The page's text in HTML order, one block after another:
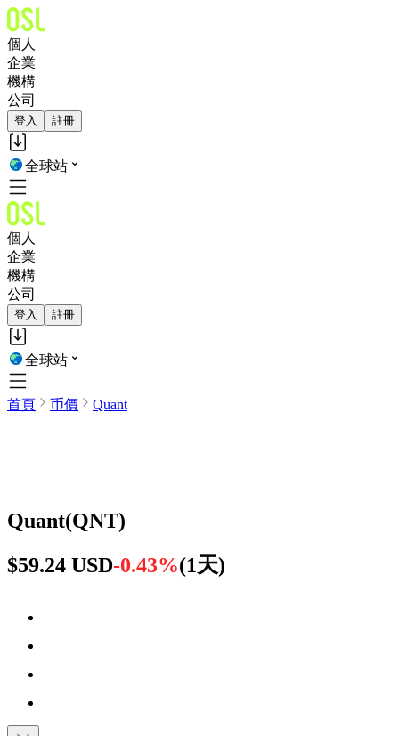
個人
企業
機構
公司
登入 註冊
全球站
個人
企業
機構
公司
登入 註冊
全球站
首頁 币價 Quant
Quant(QNT)
$59.24 USD-0.43%(1天)